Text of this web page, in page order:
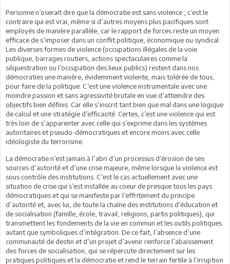
Personne n’oserait dire que la démocratie est sans violence ; c’est le
contraire qui est vrai, même si d’autres moyens plus pacifiques sont
employés de manière parallèle, car le rapport de forces reste un moyen
efficace de s’imposer dans un conflit politique, économique ou syndical.
Les diverses formes de violence (occupations illégales de la voie
publique, barrages routiers, actions spectaculaires comme la
séquestration ou l’occupation des lieux publics) restent dans nos
démocraties une manière, évidemment violente, mais tolérée de tous,
pour faire de la politique. C’est une violence instrumentale avec une
moindre passion et sans agressivité brutale en vue d’atteindre des
objectifs bien définis. Car elle s’inscrit tant bien que mal dans une logique
de calcul et une stratégie d’efficacité. Certes, c’est une violence qui est
très loin de s’apparenter avec celle qui s’exprime dans les systèmes
autoritaires et pseudo-démocratiques et encore moins avec celle
idéologiste du terrorisme.
La démocratie n’est jamais à l’abri d’un processus d’érosion de ses
sources d’autorité et d’une crise majeure, même lorsque la violence est
sous contrôle des institutions. C’est le cas actuellement avec une
situation de crise qui s’est installée au coeur de presque tous les pays
démocratiques et qui se manifeste par l’effritement du principe
d’autorité et, avec lui, de toute la chaîne des institutions d’éducation et
de socialisation (famille, école, travail, religions, partis politiques), qui
transmettent les fondements de la vie en commun et les outils politiques
autant que symboliques d’intégration. De ce fait, l’absence d’une
communauté de destin et d’un projet d’avenir renforce l’abaissement
des forces de socialisation, qui se répercute directement sur les
pratiques politiques et la démocratie et rend le terrain fertile à l’irruption